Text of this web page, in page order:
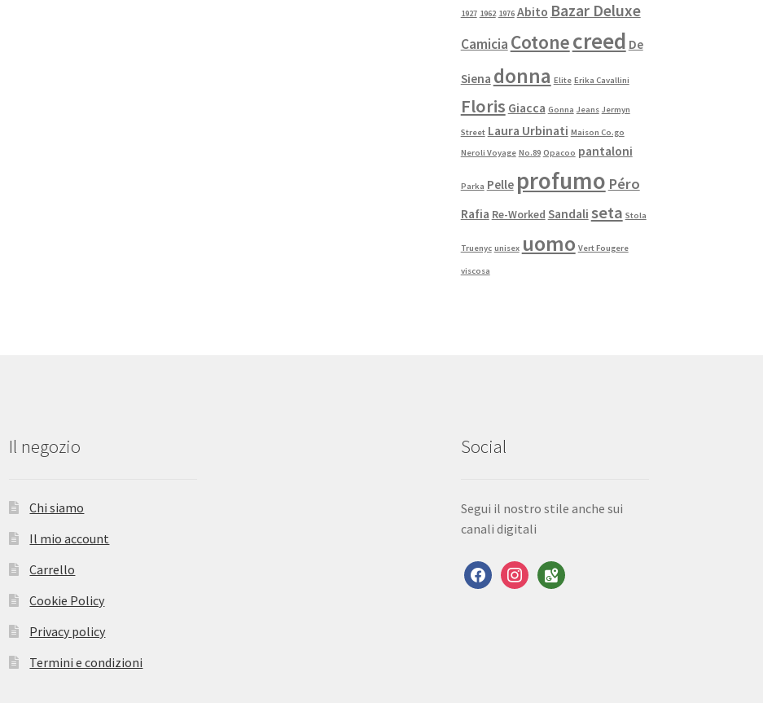
1927 1962 1976 Abito Bazar Deluxe
Camicia Cotonecreed De
Siena donna Elite Erika Cavallini
Floris Giacca Gonna Jeans Jermyn
Street Laura Urbinati Maison Co.go
Neroli Voyage No.89 Opacoo pantaloni
Parka Pelle profumo Péro
Rafia Re-Worked Sandali seta Stola
Truenyc unisex uomo Vert Fougere
viscosa
Il negozio
Chi siamo
Il mio account
Carrello
Cookie Policy
Privacy policy
Termini e condizioni
Social
Segui il nostro stile anche sui
canali digitali
facebookinstagram
google-
maps